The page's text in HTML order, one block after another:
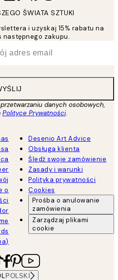
ŚWIATA SZTUKI
i uzyskaj 15% rabatu na
następnego zakupu.
danych osobowych,
Polityce Prywatności.
o
Desenio Art Advice
Obsługa klienta
Śledź swoje zamówienie
Zasady i warunki
Polityka prywatności
Cookies
Prośba o anulowanie
zamówienia
Zarządzaj plikami
cookie
POLSKI